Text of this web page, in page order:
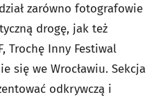
zarówno fotografowie
drogę, jak też
Trochę Inny Festiwal
się we Wrocławiu. Sekcja
odkrywczą i